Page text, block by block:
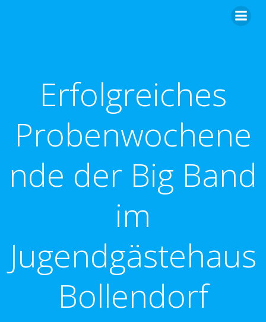
Erfolgreiches
Probenwochene
nde der Big Band
im
Jugendgästehaus
Bollendorf